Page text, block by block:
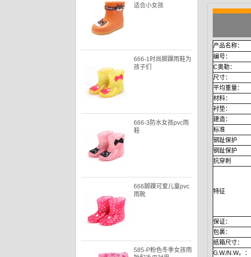
雨靴
靴配毛皮衬里
产品名称：
编号：
C奥勒：
尺寸：
平均重量：
材料：
衬垫：
建造：
标准
钢趾保护
钢趾保护
抗穿刺
特征
保证：
包裹：
纸箱尺寸：
G.W./N.W。：